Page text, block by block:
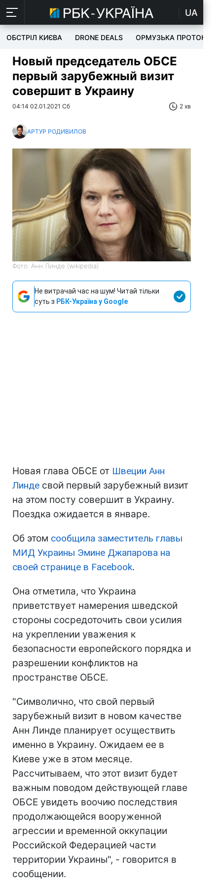
UA
ОБСТРІЛ КИЄВА DRONE DEALS ОРМУЗЬКА ПРОТОКА
Новый председатель ОБСЕ
первый зарубежный визит
совершит в Украину
04:14 02.01.2021 Сб 2 хв
АРТУР РОДИВИЛОВ
Фото: Анн Линде (wikipedia)
Не витрачай час на шум! Читай тільки
суть з РБК-Україна у Google
Новая глава ОБСЕ от Швеции Анн
Линде свой первый зарубежный визит
на этом посту совершит в Украину.
Поездка ожидается в январе.
Об этом сообщила заместитель главы
МИД Украины Эмине Джапарова на
своей странице в Facebook.
Она отметила, что Украина
приветствует намерения шведской
стороны сосредоточить свои усилия
на укреплении уважения к
безопасности европейского порядка и
разрешении конфликтов на
пространстве ОБСЕ.
"Символично, что свой первый
зарубежный визит в новом качестве
Анн Линде планирует осуществить
именно в Украину. Ожидаем ее в
Киеве уже в этом месяце.
Рассчитываем, что этот визит будет
важным поводом действующей главе
ОБСЕ увидеть воочию последствия
продолжающейся вооруженной
агрессии и временной оккупации
Российской Федерацией части
территории Украины", - говорится в
сообщении.